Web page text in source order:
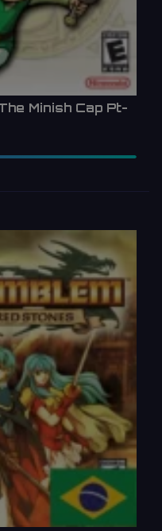
Minish Cap Pt-